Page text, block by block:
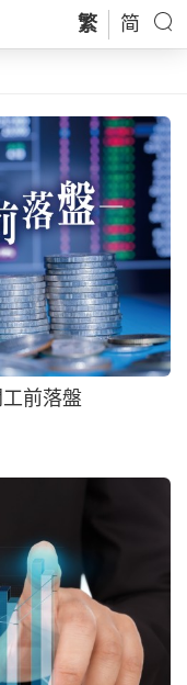
繁 简
前落盤